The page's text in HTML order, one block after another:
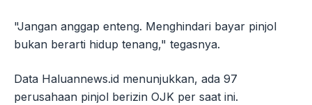
"Jangan anggap enteng. Menghindari bayar pinjol
bukan berarti hidup tenang," tegasnya.
Data Haluannews.id menunjukkan, ada 97
perusahaan pinjol berizin OJK per saat ini.